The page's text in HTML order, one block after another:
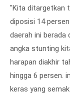
"Kita ditargetkan
diposisi 14
daerah ini berada
angka stunting
harapan diakhir
hingga 6 persen.
keras yang